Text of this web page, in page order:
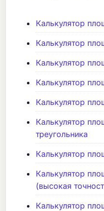
Калькулятор
Калькулятор
Калькулятор
Калькулятор
Калькулятор
Калькулятор
треугольника
Калькулятор
Калькулятор
(высокая
Калькулятор